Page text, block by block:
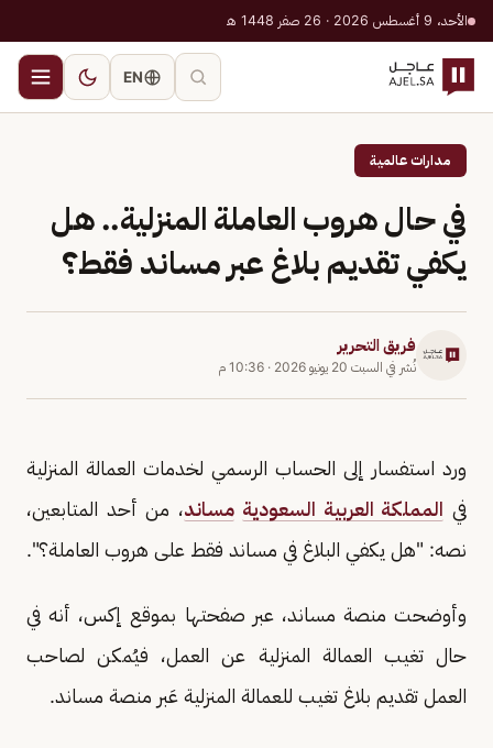
الأحد، 9 أغسطس 2026 · 26 صفر 1448 هـ
EN
مدارات عالمية
في حال هروب العاملة المنزلية.. هل
يكفي تقديم بلاغ عبر مساند فقط؟
فريق التحرير
نُشر في السبت 20 يونيو 2026 · 10:36 م
ورد استفسار إلى الحساب الرسمي لخدمات العمالة المنزلية
في المملكة العربية السعودية مساند، من أحد المتابعين،
نصه: "هل يكفي البلاغ في مساند فقط على هروب العاملة؟".
وأوضحت منصة مساند، عبر صفحتها بموقع إكس، أنه في
حال تغيب العمالة المنزلية عن العمل، فيُمكن لصاحب
العمل تقديم بلاغ تغيب للعمالة المنزلية عَبر منصة مساند.